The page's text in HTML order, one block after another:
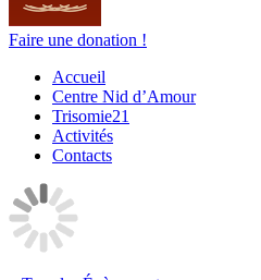
Faire une donation !
Accueil
Centre Nid d’Amour
Trisomie21
Activités
Contacts